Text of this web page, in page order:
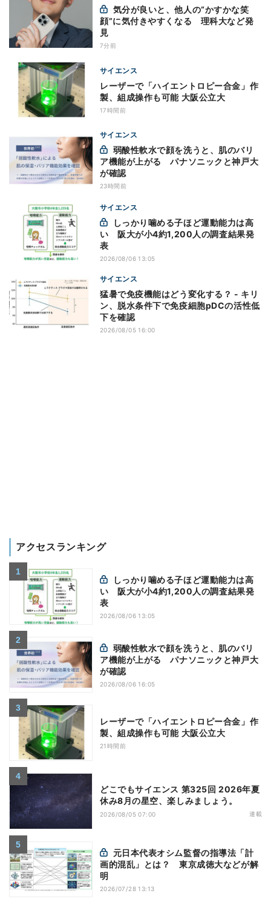
顔”に気付きやすくなる 理科大など発
見
7分前
サイエンス
レーザーで「ハイエントロピー合金」作
製、組成操作も可能 大阪公立大
17時間前
サイエンス
ア機能が上がる パナソニックと神戸大
が確認
23時間前
サイエンス
い 阪大が小4約1,200人の調査結果発
表
2026/08/06 13:05
サイエンス
猛暑で免疫機能はどう変化する？ - キリ
ン、脱水条件下で免疫細胞pDCの活性低
下を確認
2026/08/05 16:00
アクセスランキング
い 阪大が小4約1,200人の調査結果発
表
2026/08/06 13:05
ア機能が上がる パナソニックと神戸大
が確認
2026/08/06 16:05
レーザーで「ハイエントロピー合金」作
製、組成操作も可能 大阪公立大
21時間前
どこでもサイエンス 第325回 2026年夏
休み8月の星空、楽しみましょう。
2026/08/05 07:00 連載
画的混乱」とは？ 東京成徳大などが解
明
2026/07/28 13:13